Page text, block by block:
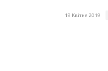
19 Квітня 2019